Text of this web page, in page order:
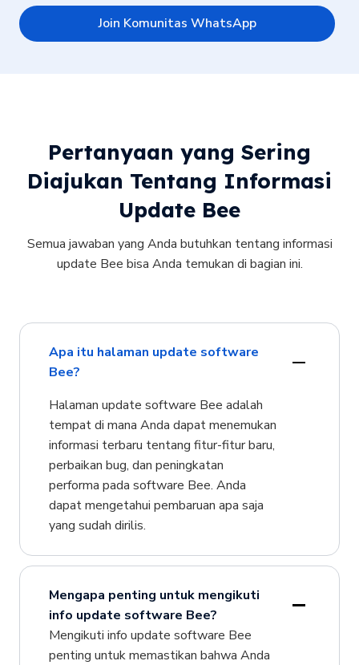
Join Komunitas WhatsApp
Pertanyaan yang Sering
Diajukan Tentang Informasi
Update Bee
Semua jawaban yang Anda butuhkan tentang informasi
update Bee bisa Anda temukan di bagian ini.
Apa itu halaman update software
Bee?
Halaman update software Bee adalah
tempat di mana Anda dapat menemukan
informasi terbaru tentang fitur-fitur baru,
perbaikan bug, dan peningkatan
performa pada software Bee. Anda
dapat mengetahui pembaruan apa saja
yang sudah dirilis.
Mengapa penting untuk mengikuti
info update software Bee?
Mengikuti info update software Bee
penting untuk memastikan bahwa Anda